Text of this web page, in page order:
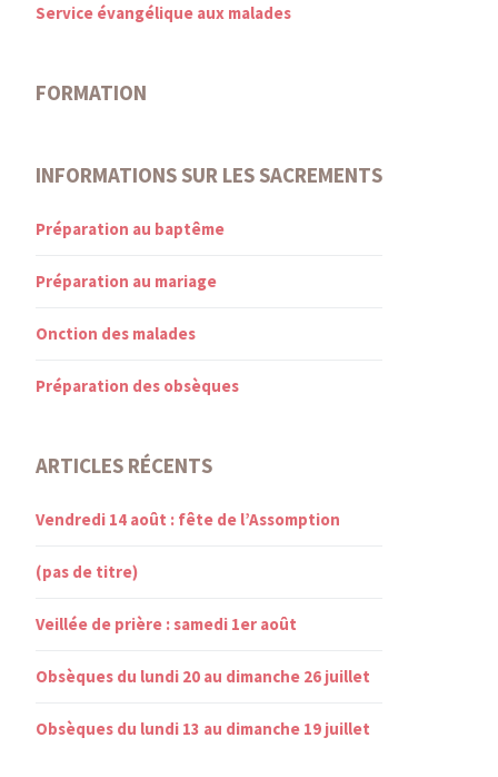
Service évangélique aux malades
FORMATION
INFORMATIONS SUR LES SACREMENTS
Préparation au baptême
Préparation au mariage
Onction des malades
Préparation des obsèques
ARTICLES RÉCENTS
Vendredi 14 août : fête de l’Assomption
(pas de titre)
Veillée de prière : samedi 1er août
Obsèques du lundi 20 au dimanche 26 juillet
Obsèques du lundi 13 au dimanche 19 juillet